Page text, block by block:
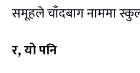
समूहले चाँदबाग नाममा
र, यो पनि